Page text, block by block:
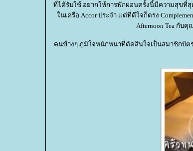
ที่ได้รับใช้ อยากให้การพักผ่อนครั้งนี้มีความสุขที่สุ
นเครือ Accor ประจำ แต่ที่ดีใจก็ตรง
Afternoon Tea กับ
คนข้างๆ ภูมิใจหนักหนาที่ตัดสินใจเป็นสมาชิกบัต